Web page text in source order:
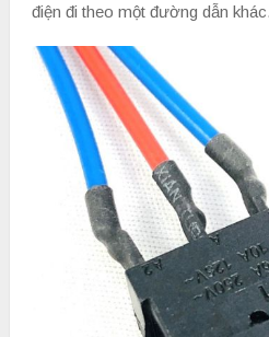
điện đi theo một đường dẫn khác.